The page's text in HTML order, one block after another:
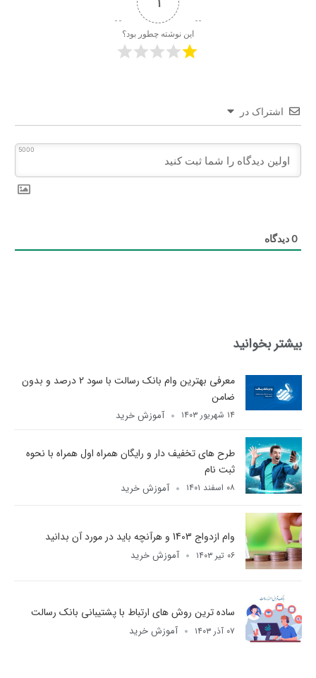
این نوشته چطور بود؟
اشتراک در
5000
0دیدگاه
بیشتر بخوانید
معرفی بهترین وام بانک رسالت با سود 2 درصد و بدون
ضامن
۱۴ شهریور ۱۴۰۳ آموزش خرید
طرح های تخفیف دار و رایگان همراه اول​ همراه با نحوه
ثبت نام
۰۸ اسفند ۱۴۰۱ آموزش خرید
وام ازدواج 1403 و هرآنچه باید در مورد آن بدانید
۰۶ تیر ۱۴۰۳ آموزش خرید
ساده ترین روش های ارتباط با پشتیبانی بانک رسالت
۰۷ آذر ۱۴۰۳ آموزش خرید